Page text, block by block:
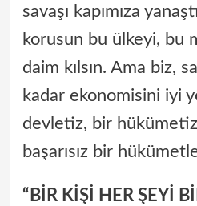
savaşı kapımıza
korusun bu ülkeyi, bu
daim kılsın. Ama biz,
kadar ekonomisini iyi
devletiz, bir
başarısız bir
“BİR KİŞİ HER ŞEYİ